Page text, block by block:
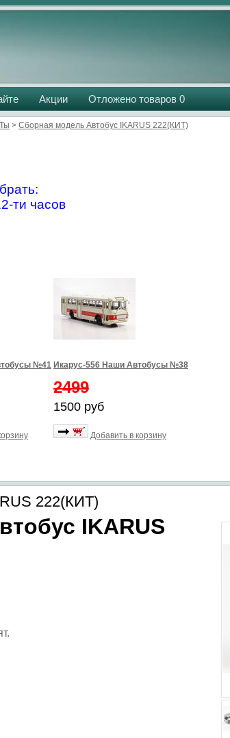
Акции Отложено товаров 0
> Сборная модель Автобус IKARUS 222(КИТ)
ти часов
№41 Икарус-556 Наши Автобусы №38
2499
1500 руб
Добавить в корзину
222(КИТ)
IKARUS